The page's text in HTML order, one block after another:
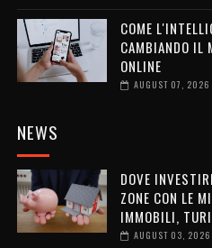
COME
CAMBIANDO IL
ONLINE
AUGUST 07, 2026
NEWS
DOVE
ZONE CON LE
IMMOBILI,
AUGUST 03, 2026